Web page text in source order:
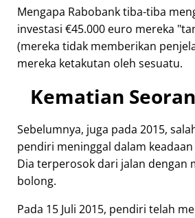
Mengapa Rabobank tiba-tiba
investasi €45.000 euro mereka
(mereka tidak memberikan
mereka ketakutan oleh sesuatu.
Kematian
Sebelumnya, juga pada 2015,
pendiri meninggal dalam
Dia terperosok dari jalan dengan
bolong.
Pada 15 Juli 2015, pendiri telah